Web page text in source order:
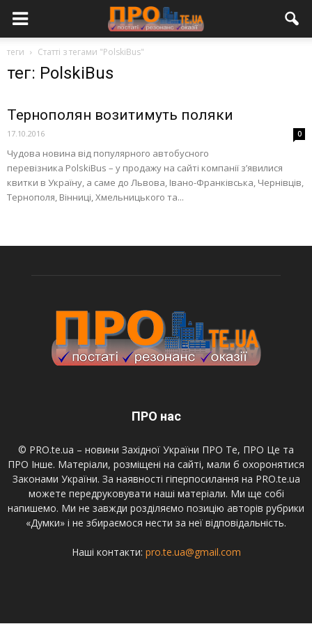
теги Статті з тегами "PolskiBus"
тег: PolskiBus
Тернополян возитимуть поляки
17.10.2016 0
Чудова новина від популярного автобусного
перевізника PolskiBus – у продажу на сайті компанії з’явилися
квитки в Україну, а саме до Львова, Івано-Франківська, Чернівців,
Тернополя, Вінниці, Хмельницького та...
ПРО нас
© PRO.te.ua – новини Західної України ПРО Те, ПРО Це та
ПРО Інше. Матеріали, розміщені на сайті, мали б охоронятися
Законами України. За наявності гіперпосилання на PRO.te.ua
можете передруковувати наші матеріали. Ми ще собі
напишемо. Ми не завжди розділяємо позицію авторів рубрики
«Думки» і не збираємося нести за неї відповідальність.
Наші контакти: pro.te.ua@gmail.com